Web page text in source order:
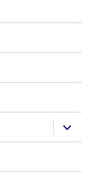
anzeigen